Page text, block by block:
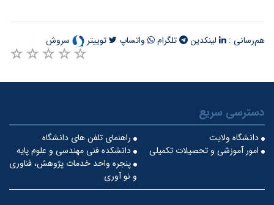
هم‌رسانی : لینکدین تلگرام واتساپ توییتر سروش
دسترسی سریع
راهنمای تلفن های دانشگاه
دانشگاه ولایت
دانشکده فنی مهندسی و علوم پایه
امور آموزشی و تحصیلات تکمیلی
پنجره واحد خدمات پژوهش، فناوری
و نو آوری